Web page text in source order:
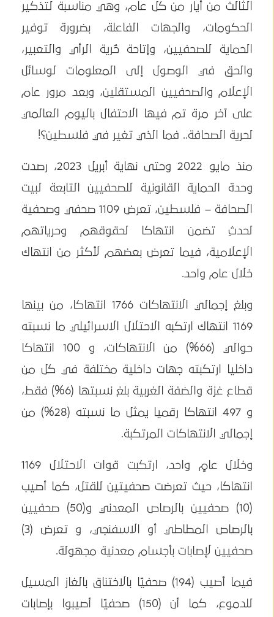
الثالث من أيار من كل عام، وهي مناسبة لتذكير
الحكومات، والجهات الفاعلة، بضرورة توفير
الحماية للصحفيين، وإتاحة حٌرية الرأي والتعبير،
والحق في الوصول إلى المعلومات لوسائل
الإعلام والصحفيين المستقلين، وبعد مرور عام
على آخر مرة تم فيها الاحتفال باليوم العالمي
لحرية الصحافة.. فما الذي تغير في فلسطين؟!
منذ مايو 2022 وحتى نهاية أبريل 2023، رصدت
وحدة الحماية القانونية للصحفيين التابعة لبيت
الصحافة – فلسطين، تعرض 1109 صحفي وصحفية
لحدثِ تضمن انتهاكا لحقوقهم وحرياتهم
الإعلامية، فيما تعرض بعضهم لأكثر من انتهاك
خلال عام واحد.
وبلغ إجمالي الانتهاكات 1766 انتهاكا، من بينها
1169 انتهاك ارتكبه الاحتلال الاسرائيلي ما نسبته
حوالي (66%) من الانتهاكات، و 100 انتهاكا
داخليا ارتكبته جهات داخلية مختلفة في كل من
قطاع غزة والضفة الغربية بلغ نسبتها (6%) فقط،
و 497 انتهاكا رقميا يمثل ما نسبته (28%) من
إجمالي الانتهاكات المرتكبة.
وخلال عامٍ واحد، ارتكبت قوات الاحتلال 1169
انتهاكا، حيث تعرضت صحفيتين للقتل، كما أصيب
(10) صحفيين بالرصاص المعدني و(50) صحفيين
بالرصاص المطاطي أو الاسفنجي، و تعرض (3)
صحفيين لإصابات بأجسام معدنية مجهولة.
فيما أصيب (194) صحفيًا بالاختناق بالغاز المسيل
للدموع، كما أن (150) صحفيًا أصيبوا بإصابات